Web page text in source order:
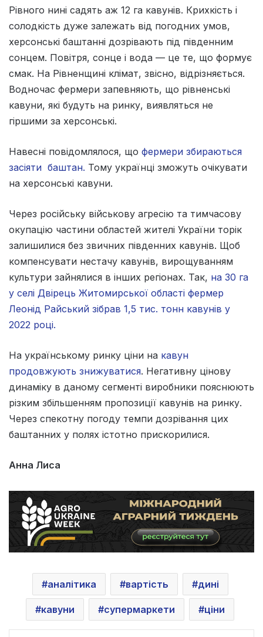
Рівного нині садять аж 12 га кавунів. Крихкість і
солодкість дуже залежать від погодних умов,
херсонські баштанні дозрівають під південним
сонцем. Повітря, сонце і вода — це те, що формує
смак. На Рівненщині клімат, звісно, відрізняється.
Водночас фермери запевняють, що рівненські
кавуни, які будуть на ринку, виявляться не
гіршими за херсонські.
Навесні повідомлялося, що фермери збираються
засіяти баштан. Тому українці зможуть очікувати
на херсонські кавуни.
Через російську військову агресію та тимчасову
окупацію частини областей жителі України торік
залишилися без звичних південних кавунів. Щоб
компенсувати нестачу кавунів, вирощуванням
культури зайнялися в інших регіонах. Так, на 30 га
у селі Двірець Житомирської області фермер
Леонід Райський зібрав 1,5 тис. тонн кавунів у
2022 році.
На українському ринку ціни на кавун
продовжують знижуватися. Негативну цінову
динаміку в даному сегменті виробники пояснюють
різким збільшенням пропозиції кавунів на ринку.
Через спекотну погоду темпи дозрівання цих
баштанних у полях істотно прискорилися.
Анна Лиса
аналітика вартість дині
кавуни супермаркети ціни